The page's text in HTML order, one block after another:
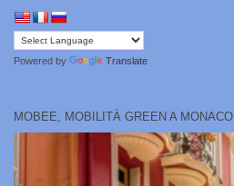
Powered by Translate
MOBEE, MOBILITÀ GREEN A MONACO